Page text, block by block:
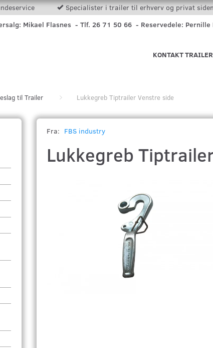
Specialister i trailer til erhverv og privat
Mikael Flasnes - Tlf. 26 71 50 66 - Reservedele:
KONTAKT
til Trailer Lukkegreb Tiptrailer Venstre side
Fra: FBS industry
Lukkegreb